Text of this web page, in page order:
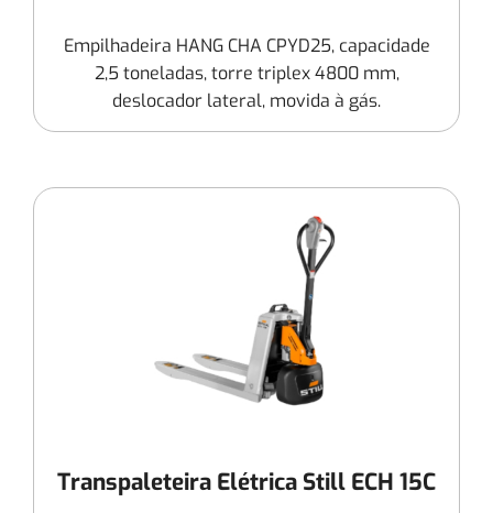
Empilhadeira HANG CHA CPYD25, capacidade
2,5 toneladas, torre triplex 4800 mm,
deslocador lateral, movida à gás.
Transpaleteira Elétrica Still ECH 15C